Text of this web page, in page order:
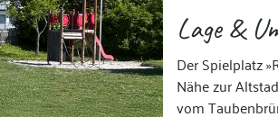
Lage &
Der Spielplatz
Nähe zur
vom